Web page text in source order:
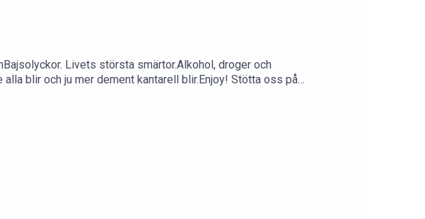
Livets största smärtor.Alkohol, droger och
blir och ju mer dement kantarell blir.Enjoy! Stötta oss på